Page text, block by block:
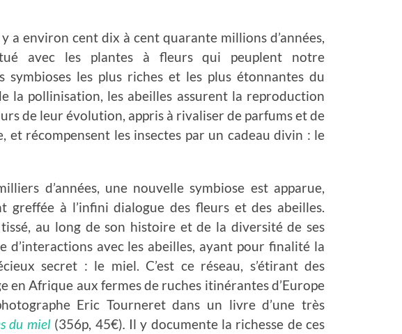
a environ cent dix à cent quarante millions d’années,
avec les plantes à fleurs qui peuplent notre
symbioses les plus riches et les plus étonnantes du
la pollinisation, les abeilles assurent la reproduction
de leur évolution, appris à rivaliser de parfums et de
et récompensent les insectes par un cadeau divin : le
d’années, une nouvelle symbiose est apparue,
greffée à l’infini dialogue des fleurs et des abeilles.
au long de son histoire et de la diversité de ses
d’interactions avec les abeilles, ayant pour finalité la
secret : le miel. C’est ce réseau, s’étirant des
en Afrique aux fermes de ruches itinérantes d’Europe
Eric Tourneret dans un livre d’une très
du miel (356p, 45€) Il y documente la richesse de ces